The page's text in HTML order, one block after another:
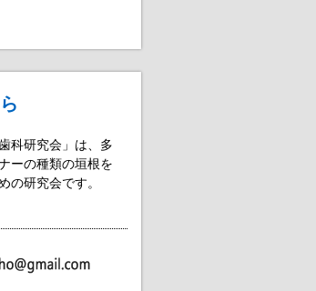
科研究会」は、多
ーの種類の垣根を
の研究会です。